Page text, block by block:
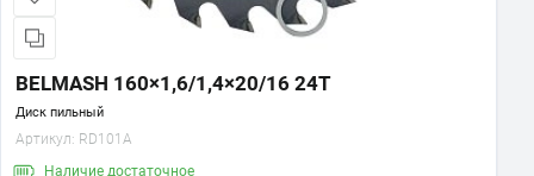
BELMASH 160×1,6/1,4×20/16 24Т
Диск пильный
Артикул: RD101A
Наличие достаточное